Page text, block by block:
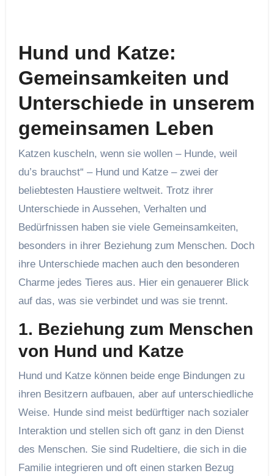
Hund und Katze:
Gemeinsamkeiten und
Unterschiede in unserem
gemeinsamen Leben
Katzen kuscheln, wenn sie wollen – Hunde, weil
du’s brauchst“ – Hund und Katze – zwei der
beliebtesten Haustiere weltweit. Trotz ihrer
Unterschiede in Aussehen, Verhalten und
Bedürfnissen haben sie viele Gemeinsamkeiten,
besonders in ihrer Beziehung zum Menschen. Doch
ihre Unterschiede machen auch den besonderen
Charme jedes Tieres aus. Hier ein genauerer Blick
auf das, was sie verbindet und was sie trennt.
1. Beziehung zum Menschen
von Hund und Katze
Hund und Katze können beide enge Bindungen zu
ihren Besitzern aufbauen, aber auf unterschiedliche
Weise. Hunde sind meist bedürftiger nach sozialer
Interaktion und stellen sich oft ganz in den Dienst
des Menschen. Sie sind Rudeltiere, die sich in die
Familie integrieren und oft einen starken Bezug